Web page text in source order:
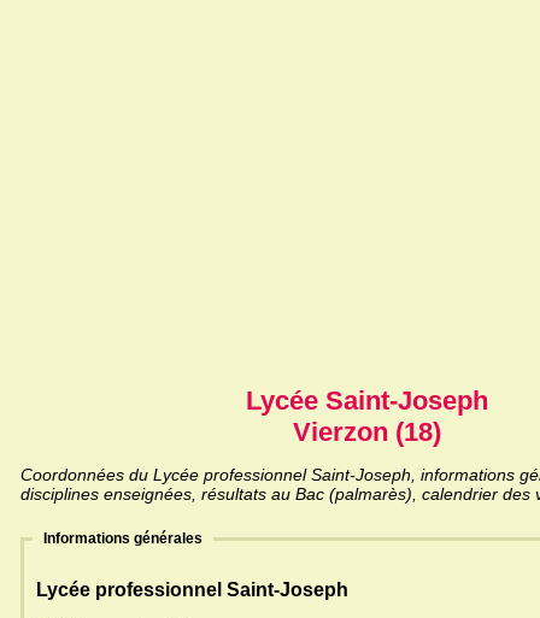
Lycée Saint-Joseph
Vierzon (18)
Coordonnées du Lycée professionnel Saint-Joseph, informations
disciplines enseignées, résultats au Bac (palmarès), calendrier des
Informations générales
Lycée professionnel Saint-Joseph